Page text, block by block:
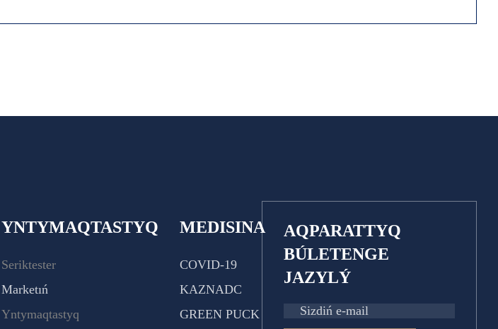
YNTYMAQTASTYQ
Seriktester
Marketıń
Yntymaqtastyq
MEDISINA
COVID-19
KAZNADC
GREEN PUCK
AQPARATTYQ
BÚLETENGE
JAZYLÝ